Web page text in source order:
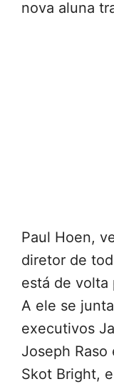
nova aluna
Paul Hoen,
diretor de
está de volta
A ele se
executivos
Joseph
Skot Bright,